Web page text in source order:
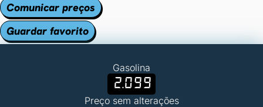
Comunicar preços
Guardar favorito
Gasolina
2.099
Preço sem alterações